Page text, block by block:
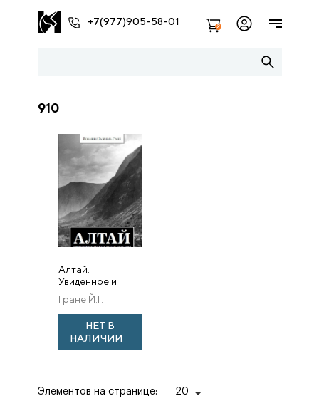
+7(977)905-58-01 2
910
Алтай.
Увиденное и
пережитое в
годы странствий
Гранё Й.Г.
НЕТ В
НАЛИЧИИ
Элементов на странице: 20